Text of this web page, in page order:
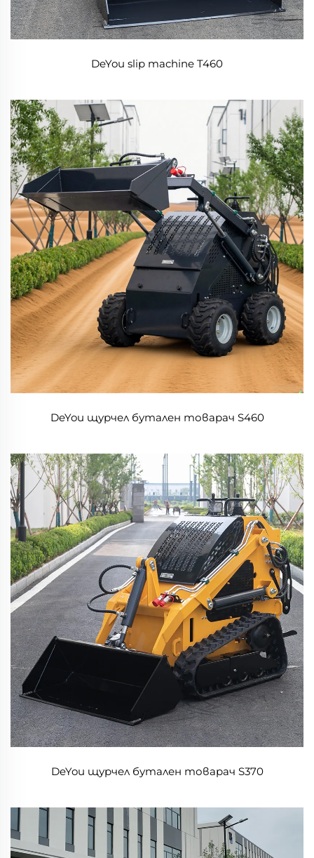
DeYou slip machine T460
DeYou щурчел бутален товарач S460
DeYou щурчел бутален товарач S370